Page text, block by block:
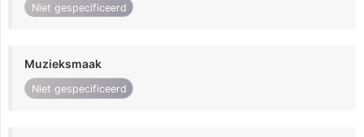
Niet gespecificeerd
Muzieksmaak
Niet gespecificeerd